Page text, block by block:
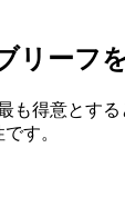
リーフ
も得意とす
す。